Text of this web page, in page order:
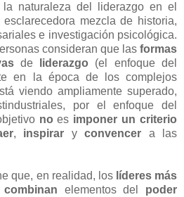
naturaleza del liderazgo en el
mezcla de historia,
e investigación psicológica.
consideran que las formas
de liderazgo (el enfoque del
en la época de los complejos
viendo ampliamente superado,
por el enfoque del
no es imponer un criterio
, inspirar yconvencer a las
que, en realidad, los líderes más
combinan elementos del poder